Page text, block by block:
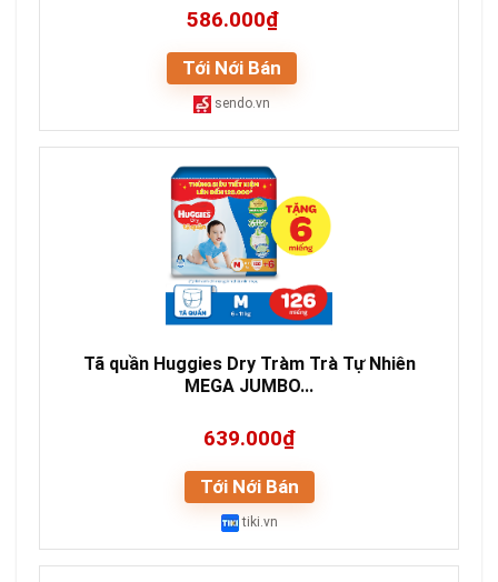
586.000₫
Tới Nới Bán
sendo.vn
Tã quần Huggies Dry Tràm Trà Tự Nhiên
MEGA JUMBO...
639.000₫
Tới Nới Bán
tiki.vn